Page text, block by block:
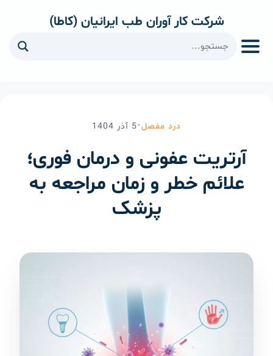
شرکت کار آوران طب ایرانیان (کاطا)
درد مفصل•
5 آذر 1404
آرتریت عفونی و درمان فوری؛
علائم خطر و زمان مراجعه به
پزشک